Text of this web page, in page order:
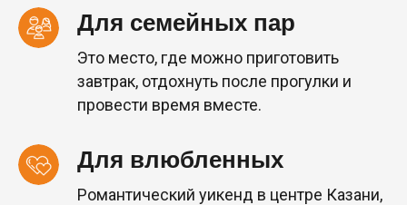
Для семейных пар
Это место, где можно приготовить
завтрак, отдохнуть после прогулки и
провести время вместе.
Для влюбленных
Романтический уикенд в центре Казани,